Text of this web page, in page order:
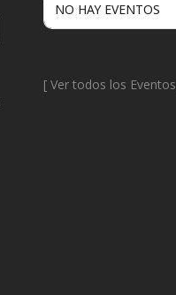
NO HAY EVENTOS
[ Ver todos los Eventos